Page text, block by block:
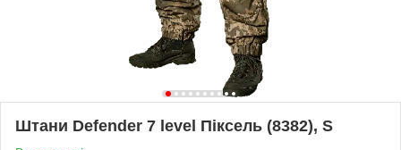
Штани Defender 7 level Піксель (8382), S